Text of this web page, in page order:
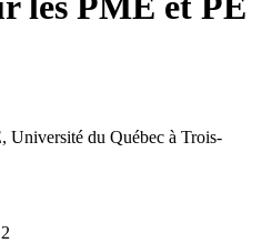
Université du Québec à Trois-